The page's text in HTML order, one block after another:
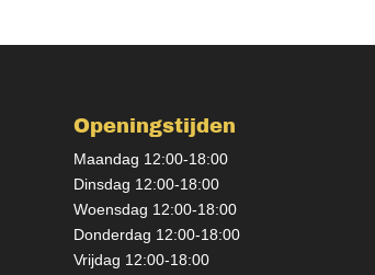
Openingstijden
Maandag 12:00-18:00
Dinsdag 12:00-18:00
Woensdag 12:00-18:00
Donderdag 12:00-18:00
Vrijdag 12:00-18:00